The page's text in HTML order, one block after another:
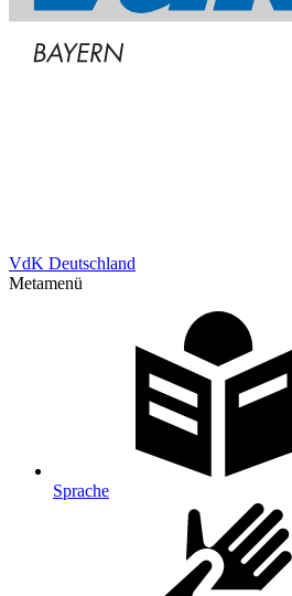
VdK Deutschland
Metamenü
Sprache